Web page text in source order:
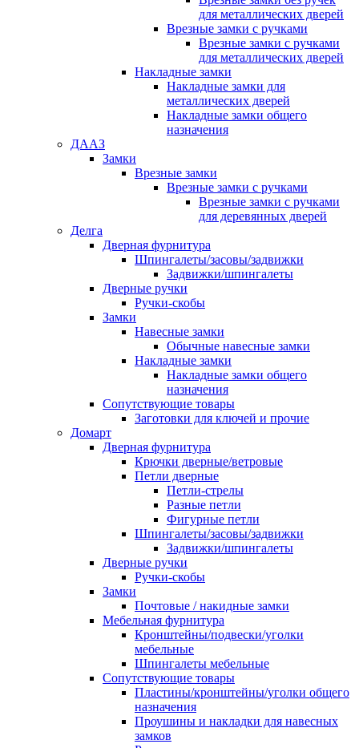
для металлических дверей
Врезные замки с ручками
Врезные замки с ручками
для металлических дверей
Накладные замки
Накладные замки для
металлических дверей
Накладные замки общего
назначения
ДААЗ
Замки
Врезные замки
Врезные замки с ручками
Врезные замки с ручками
для деревянных дверей
Делга
Дверная фурнитура
Шпингалеты/засовы/задвижки
Задвижки/шпингалеты
Дверные ручки
Ручки-скобы
Замки
Навесные замки
Обычные навесные замки
Накладные замки
Накладные замки общего
назначения
Сопутствующие товары
Заготовки для ключей и прочие
Домарт
Дверная фурнитура
Крючки дверные/ветровые
Петли дверные
Петли-стрелы
Разные петли
Фигурные петли
Шпингалеты/засовы/задвижки
Задвижки/шпингалеты
Дверные ручки
Ручки-скобы
Замки
Почтовые / накидные замки
Мебельная фурнитура
Кронштейны/подвески/уголки
мебельные
Шпингалеты мебельные
Сопутствующие товары
Пластины/кронштейны/уголки общего
назначения
Проушины и накладки для навесных
замков